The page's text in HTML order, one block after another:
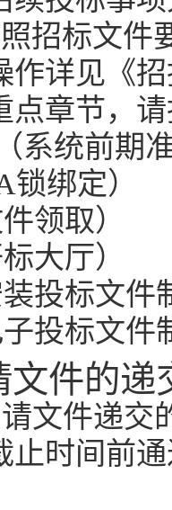
招标文件
作详见《
点章节，
系统前期
锁绑定）
领取）
大厅）
投标文件
投标文件
文件的递
文件递交
止时间前